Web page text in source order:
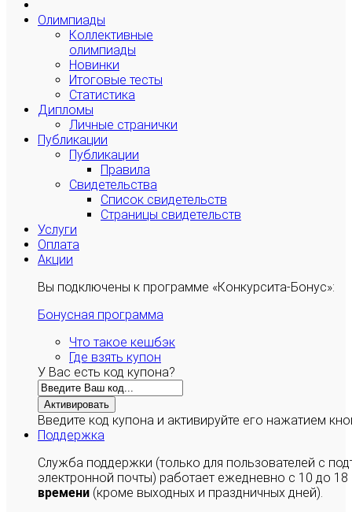
Олимпиады
Коллективные
олимпиады
Новинки
Итоговые тесты
Статистика
Дипломы
Личные странички
Публикации
Публикации
Правила
Свидетельства
Список свидетельств
Страницы свидетельств
Услуги
Оплата
Акции
Вы подключены к программе «Конкурсита-Бонус»:
Бонусная программа
Что такое кешбэк
Где взять купон
У Вас есть код купона?
Активировать
Введите код купона и активируйте его нажатием
Поддержка
Служба поддержки (только для пользователей с
электронной почты) работает ежедневно с 10 до
времени (кроме выходных и праздничных дней).